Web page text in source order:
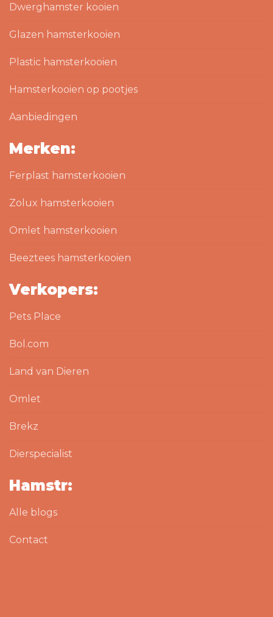
Dwerghamster kooien
Glazen hamsterkooien
Plastic hamsterkooien
Hamsterkooien op pootjes
Aanbiedingen
Merken:
Ferplast hamsterkooien
Zolux hamsterkooien
Omlet hamsterkooien
Beeztees hamsterkooien
Verkopers:
Pets Place
Bol.com
Land van Dieren
Omlet
Brekz
Dierspecialist
Hamstr:
Alle blogs
Contact